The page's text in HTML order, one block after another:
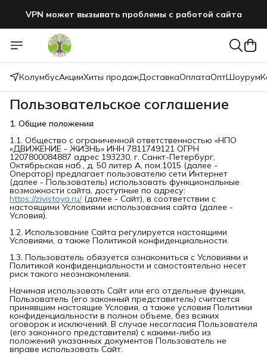
VPN может вызывать проблемы с работой сайта
КолумбусАкцииХиты продажДоставкаОплатаОптШоурум
Пользовательское соглашение
1. Общие положения
1.1. Общество с ограниченной ответственностью «НПО
«ДВИЖЕНИЕ - ЖИЗНЬ» ИНН 7811749121 ОГРН
1207800084887 адрес 193230, г. Санкт-Петербург,
Октябрьская наб., д. 50 литер А, пом.1015 (далее -
Оператор) предлагает пользователю сети Интернет
(далее - Пользователь) использовать функциональные
возможности сайта, доступные по адресу:
https://zivistoya.ru/(далее - Сайт), в соответствии с
настоящими Условиями использования сайта (далее -
Условия).
1.2. Использование Сайта регулируется настоящими
Условиями, а также Политикой конфиденциальности.
1.3. Пользователь обязуется ознакомиться с Условиями и
Политикой конфиденциальности и самостоятельно несет
риск такого неознакомления.
Начиная использовать Сайт или его отдельные функции,
Пользователь (его законный представитель) считается
принявшим настоящие Условия, а также условия Политики
конфиденциальности в полном объеме, без всяких
оговорок и исключений. В случае несогласия Пользователя
(его законного представителя) с какими-либо из
положений указанных документов Пользователь не
вправе использовать Сайт.